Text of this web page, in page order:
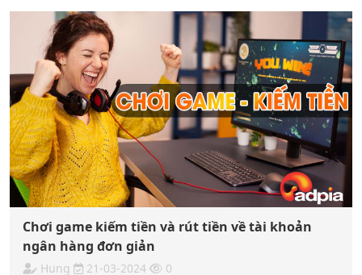
Chơi game kiếm tiền và rút tiền về tài khoản
ngân hàng đơn giản
Hung 21-03-2024 0